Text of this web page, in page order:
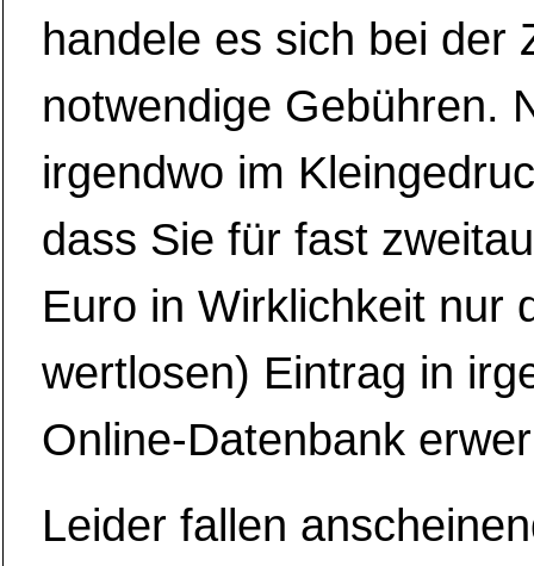
handele es sich bei der
notwendige Gebühren.
irgendwo im
dass Sie für fast
Euro in Wirklichkeit nur
wertlosen) Eintrag in
Online-Datenbank
Leider fallen